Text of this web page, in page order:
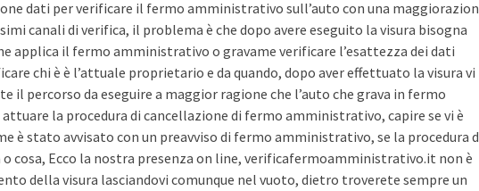
dati per verificare il fermo amministrativo sull’auto con una
canali di verifica, il problema è che dopo avere eseguito la visura bisogna
applica il fermo amministrativo o gravame verificare l’esattezza dei dati
chi è è l’attuale proprietario e da quando, dopo aver effettuato la visura vi
percorso da eseguire a maggior ragione che l’auto che grava in fermo
la procedura di cancellazione di fermo amministrativo, capire se vi è
è stato avvisato con un preavviso di fermo amministrativo, se la procedura
Ecco la nostra presenza on line, verificafermoamministrativo.it non è
della visura lasciandovi comunque nel vuoto, dietro troverete sempre un